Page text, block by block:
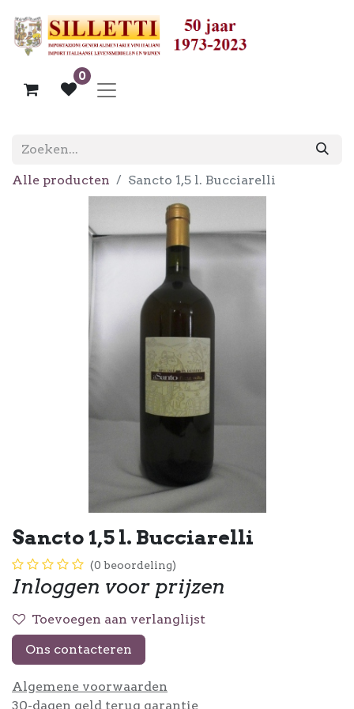
0
Alle producten Sancto 1,5 l. Bucciarelli
Sancto 1,5 l. Bucciarelli
(0 beoordeling)
Inloggen voor prijzen
Toevoegen aan verlanglijst
Ons contacteren
Algemene voorwaarden
30-dagen geld terug garantie